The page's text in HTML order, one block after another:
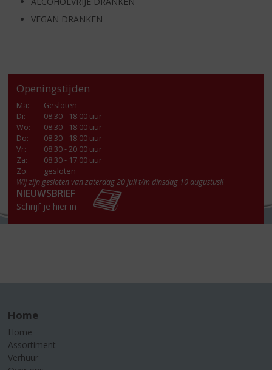
VEGAN DRANKEN
Openingstijden
Ma:
Gesloten
Di:
08.30 - 18.00 uur
Wo:
08.30 - 18.00 uur
Do:
08.30 - 18.00 uur
Vr:
08.30 - 20.00 uur
Za:
08.30 - 17.00 uur
Zo:
gesloten
Wij zijn gesloten van zaterdag 20 juli t/m dinsdag 10 augustus!!
NIEUWSBRIEF
Schrijf je hier in
Home
Home
Assortiment
Verhuur